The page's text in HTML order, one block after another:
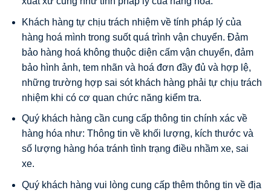
Khách hàng tự chịu trách nhiệm về tính pháp lý của
hàng hoá mình trong suốt quá trình vận chuyển. Đảm
bảo hàng hoá không thuộc diện cấm vận chuyển, đảm
bảo hình ảnh, tem nhãn và hoá đơn đầy đủ và hợp lệ,
những trường hợp sai sót khách hàng phải tự chịu trách
nhiệm khi có cơ quan chức năng kiểm tra.
Quý khách hàng cần cung cấp thông tin chính xác về
hàng hóa như: Thông tin về khối lượng, kích thước và
số lượng hàng hóa tránh tình trạng điều nhầm xe, sai
xe.
Quý khách hàng vui lòng cung cấp thêm thông tin về địa